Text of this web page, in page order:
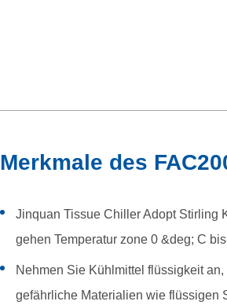
Merkmale des
Jinquan Tissue Chiller Adopt Stirling
gehen Temperatur zone 0 &deg; C
Nehmen Sie Kühlmittel flüssigkeit
gefährliche Materialien wie flüssigen